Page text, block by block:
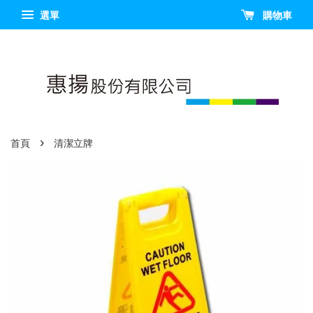
選單 購物車
首頁 › 清潔立牌